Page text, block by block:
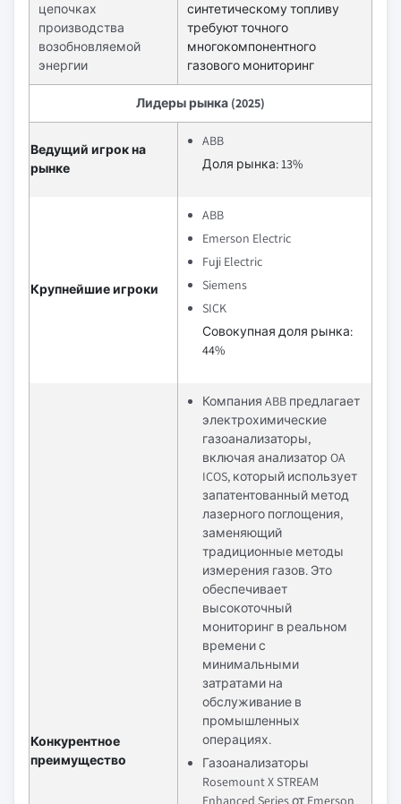
цепочках
производства
возобновляемой
энергии
синтетическому топливу
требуют точного
многокомпонентного
газового мониторинг
Лидеры рынка (2025)
Ведущий игрок на
рынке
ABB
Доля рынка: 13%
Крупнейшие игроки
ABB
Emerson Electric
Fuji Electric
Siemens
SICK
Совокупная доля рынка:
44%
Конкурентное
преимущество
Компания ABB предлагает
электрохимические
газоанализаторы,
включая анализатор OA
ICOS, который использует
запатентованный метод
лазерного поглощения,
заменяющий
традиционные методы
измерения газов. Это
обеспечивает
высокоточный
мониторинг в реальном
времени с
минимальными
затратами на
обслуживание в
промышленных
операциях.
Газоанализаторы
Rosemount X STREAM
Enhanced Series от Emerson